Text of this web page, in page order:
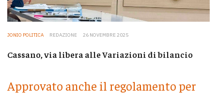
JONIO POLITICA REDAZIONE 26 NOVEMBRE 2025
Cassano, via libera alle Variazioni di bilancio
Approvato anche il regolamento per